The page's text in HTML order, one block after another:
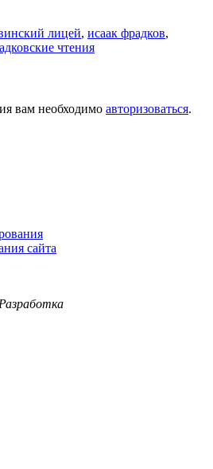
лицей, исаак фрадков,
чтения
вам необходимо авторизоваться.
сайта
Разработка